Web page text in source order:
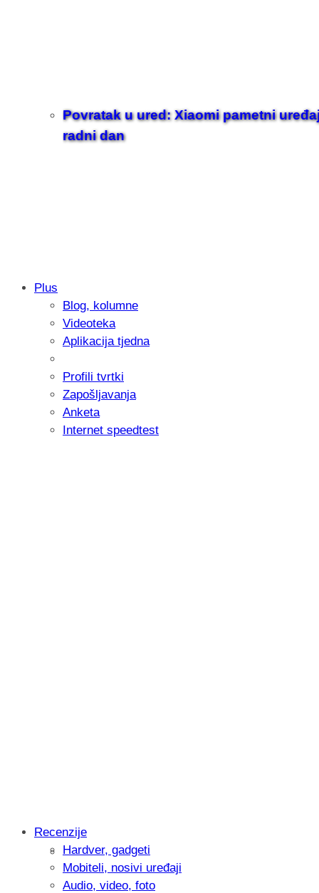
Povratak u ured: Xiaomi pametni
radni dan
Samsung otkrio kako je nastajala
donijelo tanje i izdržljivije preklopne
Plus
Blog, kolumne
Videoteka
Aplikacija tjedna
Profili tvrtki
Zapošljavanja
Anketa
Internet speedtest
Intervju: Goran Jović, fotograf -
Recenzije
Hardver, gadgeti
Mobiteli, nosivi uređaji
Audio, video, foto